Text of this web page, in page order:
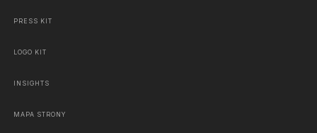
PRESS KIT
LOGO KIT
INSIGHTS
MAPA STRONY